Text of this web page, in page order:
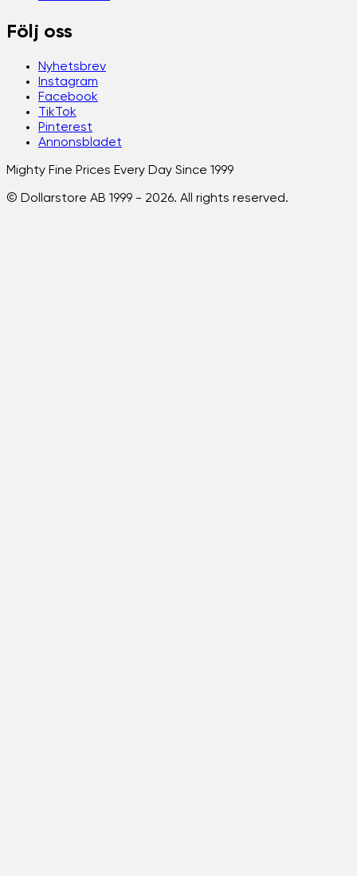
Följ oss
Nyhetsbrev
Instagram
Facebook
TikTok
Pinterest
Annonsbladet
Mighty Fine Prices Every Day Since 1999
© Dollarstore AB 1999 - 2026. All rights reserved.